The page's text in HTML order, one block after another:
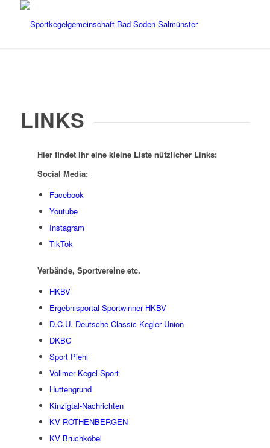
LINKS
Hier findet Ihr eine kleine Liste nützlicher Links:
Social Media:
Facebook
Youtube
Instagram
TikTok
Verbände, Sportvereine etc.
HKBV
Ergebnisportal Sportwinner HKBV
D.C.U. Deutsche Classic Kegler Union
DKBC
Sport Piehl
Vollmer Kegel-Sport
Huttengrund
Kinzigtal-Nachrichten
KV ROTHENBERGEN
KV Bruchköbel